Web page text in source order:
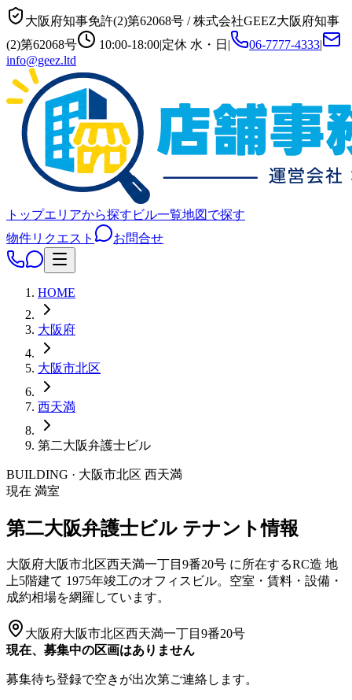
大阪府知事免許(2)第62068号 /株式会社GEEZ大阪府知事
(2)第62068号
10:00-18:00|定休 水・日 | 06-7777-4333|
info@geez.ltd
トップエリアから探す ビル一覧地図で探す
物件リクエスト
お問合せ
HOME
大阪府
大阪市北区
西天満
第二大阪弁護士ビル
BUILDING · 大阪市北区 西天満
現在 満室
第二大阪弁護士ビル テナント情報
大阪府大阪市北区西天満一丁目9番20号 に所在するRC造 地
上5階建て 1975年竣工のオフィスビル。空室・賃料・設備・
成約相場を網羅しています。
大阪府大阪市北区西天満一丁目9番20号
現在、募集中の区画はありません
募集待ち登録で空きが出次第ご連絡します。